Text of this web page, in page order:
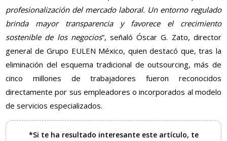
profesionalización del mercado laboral. Un entorno regulado
brinda mayor transparencia y favorece el crecimiento
sostenible de los negocios”, señaló Óscar G. Zato, director
general de Grupo EULEN México, quien destacó que, tras la
eliminación del esquema tradicional de outsourcing, más de
cinco millones de trabajadores fueron reconocidos
directamente por sus empleadores o incorporados al modelo
de servicios especializados.
*Si te ha resultado interesante este artículo, te